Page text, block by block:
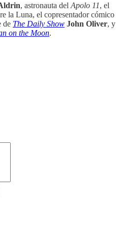
, astronauta del Apolo 11, el
la Luna, el copresentador cómico
de The Daily Show John Oliver, y
on the Moon.